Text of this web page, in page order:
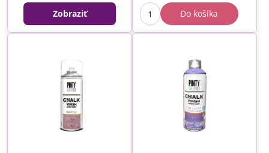
Zobraziť Do košíka